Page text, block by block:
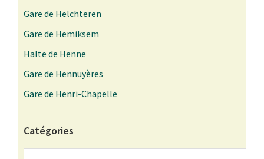
Gare de Helchteren
Gare de Hemiksem
Halte de Henne
Gare de Hennuyères
Gare de Henri-Chapelle
Catégories